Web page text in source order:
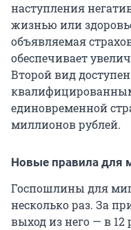
наступления
жизнью или
объявляемая
обеспечивает
Второй вид
единовременной
миллионов рублей.
Новые правила для
Госпошлины для
несколько раз. За
выход из него — в 12